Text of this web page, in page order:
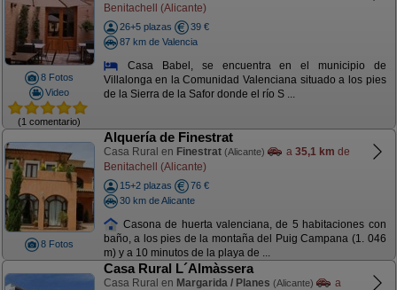
8 Fotos
Video
(1 comentario)
Benitachell (Alicante)
26+5 plazas
39 €
87 km de Valencia
Casa Babel, se encuentra en el municipio de
Villalonga en la Comunidad Valenciana situado a los pies
de la Sierra de la Safor donde el río S ...
8 Fotos
Alquería de Finestrat
Casa Rural en Finestrat (Alicante) a 35,1 km de
Benitachell (Alicante)
15+2 plazas
76 €
30 km de Alicante
Casona de huerta valenciana, de 5 habitaciones con
baño, a los pies de la montaña del Puig Campana (1. 046
m) y a 10 minutos de la playa de ...
Casa Rural L´Almàssera
Casa Rural en Margarida / Planes (Alicante)
a